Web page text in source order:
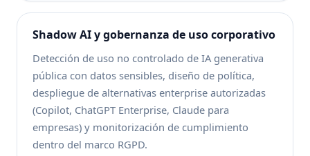
Shadow AI y gobernanza de uso corporativo
Detección de uso no controlado de IA generativa
pública con datos sensibles, diseño de política,
despliegue de alternativas enterprise autorizadas
(Copilot, ChatGPT Enterprise, Claude para
empresas) y monitorización de cumplimiento
dentro del marco RGPD.